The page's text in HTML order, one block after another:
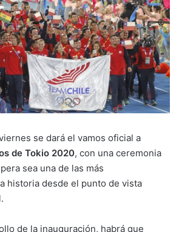
se dará el vamos oficial a
de Tokio 2020, con una ceremonia
sea una de las más
historia desde el punto de vista
de la inauguración, habrá que